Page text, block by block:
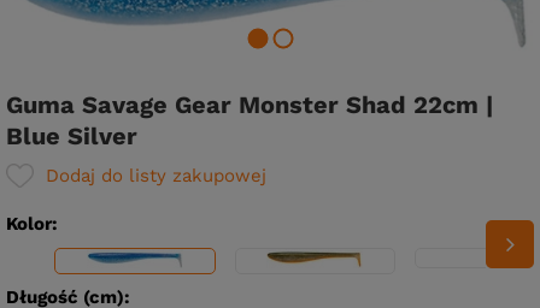
Guma Savage Gear Monster Shad 22cm |
Blue Silver
Dodaj do listy zakupowej
Kolor
Długość (cm)